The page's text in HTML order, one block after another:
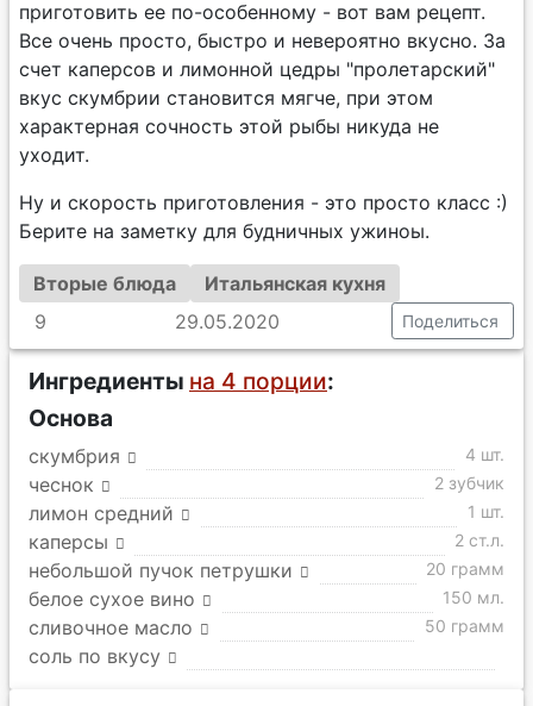
приготовить ее по-особенному - вот вам рецепт.
Все очень просто, быстро и невероятно вкусно. За
счет каперсов и лимонной цедры "пролетарский"
вкус скумбрии становится мягче, при этом
характерная сочность этой рыбы никуда не
уходит.
Ну и скорость приготовления - это просто класс :)
Берите на заметку для будничных ужиноы.
Вторые блюда
Итальянская кухня
9
29.05.2020 Поделиться
Ингредиенты на 4 порции:
Основа
скумбрия 4 шт.
чеснок 2 зубчик
лимон средний 1 шт.
каперсы 2 ст.л.
небольшой пучок петрушки 20 грамм
белое сухое вино 150 мл.
сливочное масло 50 грамм
соль по вкусу